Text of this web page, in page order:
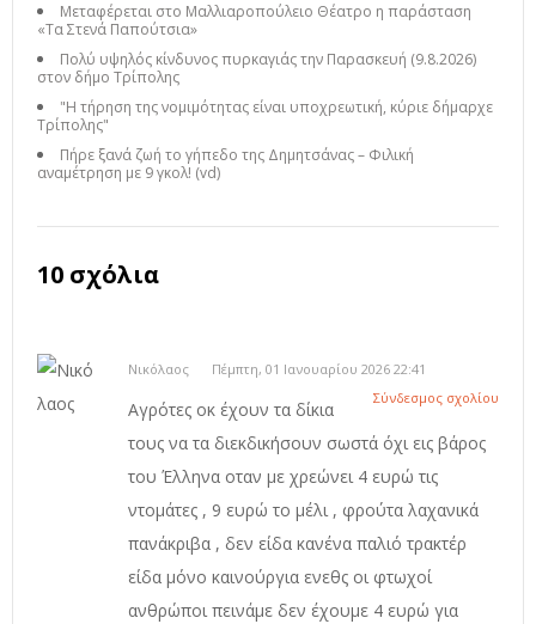
Μεταφέρεται στο Μαλλιαροπούλειο Θέατρο η παράσταση
«Τα Στενά Παπούτσια»
Πολύ υψηλός κίνδυνος πυρκαγιάς την Παρασκευή (9.8.2026)
στον δήμο Τρίπολης
"Η τήρηση της νομιμότητας είναι υποχρεωτική, κύριε δήμαρχε
Τρίπολης"
Πήρε ξανά ζωή το γήπεδο της Δημητσάνας – Φιλική
αναμέτρηση με 9 γκολ! (vd)
10 σχόλια
Νικόλαος
Πέμπτη, 01 Ιανουαρίου 2026 22:41
Σύνδεσμος σχολίου
Αγρότες οκ έχουν τα δίκια
τους να τα διεκδικήσουν σωστά όχι εις βάρος
του Έλληνα οταν με χρεώνει 4 ευρώ τις
ντομάτες , 9 ευρώ το μέλι , φρούτα λαχανικά
πανάκριβα , δεν είδα κανένα παλιό τρακτέρ
είδα μόνο καινούργια ενεθς οι φτωχοί
ανθρώποι πεινάμε δεν έχουμε 4 ευρώ για